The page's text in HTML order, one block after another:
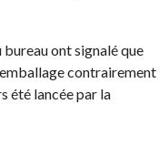
ont signalé que
contrairement
été lancée par la